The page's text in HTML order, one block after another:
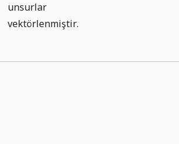
unsurlar
vektörlenmiştir.